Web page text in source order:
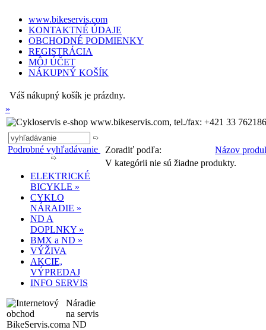
www.bikeservis.com
KONTAKTNÉ ÚDAJE
OBCHODNÉ PODMIENKY
REGISTRÁCIA
MÔJ ÚČET
NÁKUPNÝ KOŠÍK
Váš nákupný košík je prázdny.
»
www.bikeservis.com, tel./fax: +421 33
Podrobné vyhľadávanie
ELEKTRICKÉ
BICYKLE »
CYKLO
NÁRADIE »
ND A
DOPLNKY »
BMX a ND »
VÝŽIVA
AKCIE,
VÝPREDAJ
INFO SERVIS
Náradie
na servis
a ND
Zoradiť podľa:
Názov
V kategórii nie sú žiadne produkty.